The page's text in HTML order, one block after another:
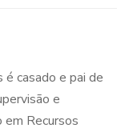
casado e pai de
e
em Recursos